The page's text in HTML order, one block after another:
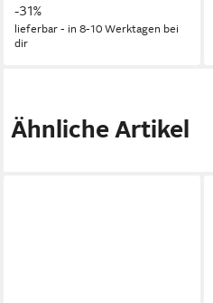
-31%
lieferbar - in 8-10 Werktagen bei
dir
Ähnliche Artikel